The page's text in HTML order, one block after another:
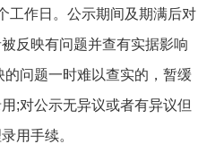
工作日。公示期间及期满后对
反映有问题并查有实据影响
问题一时难以查实的，暂缓
;对公示无异议或者有异议但
用手续。